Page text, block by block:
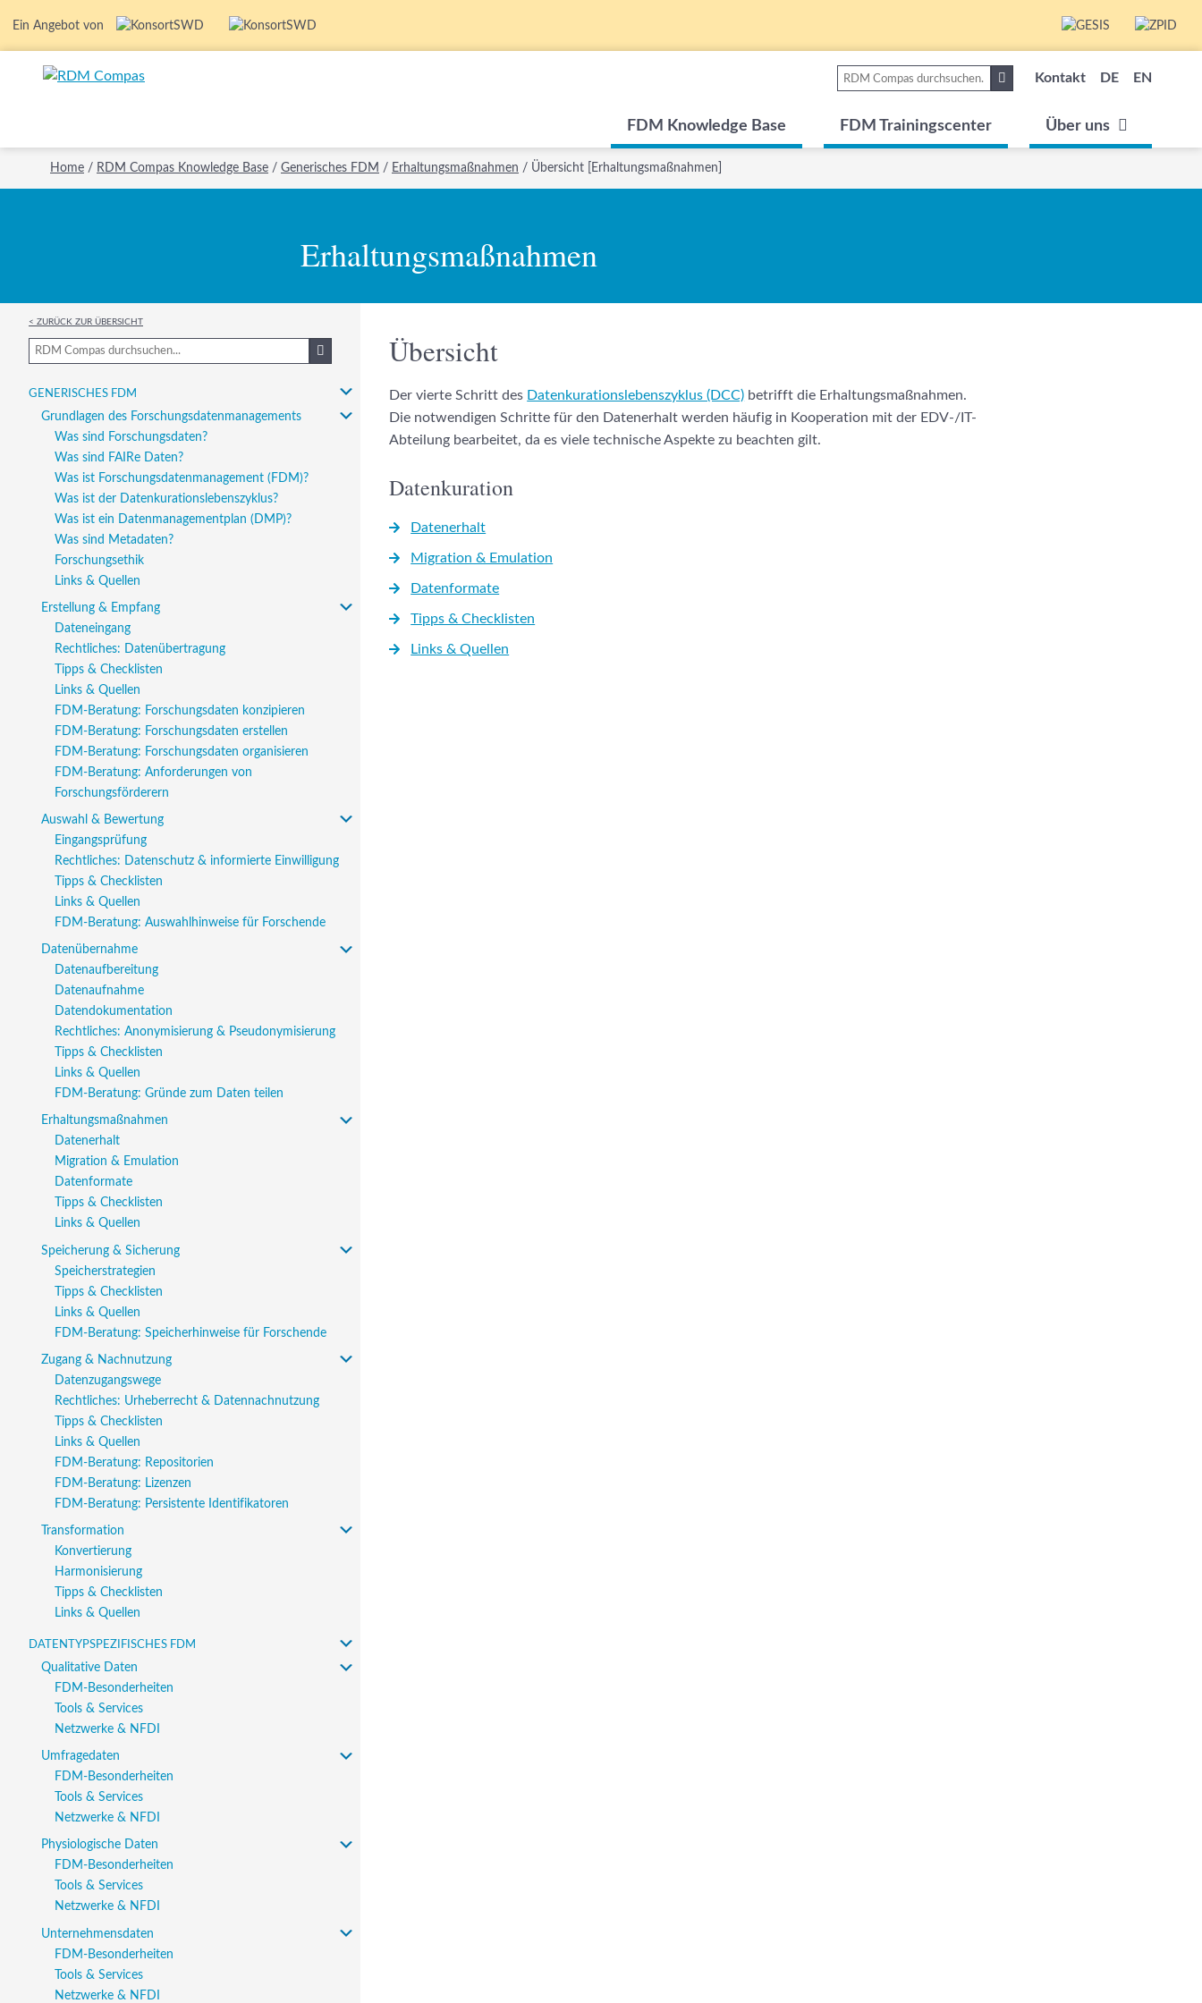
Ein Angebot von
FDM Knowledge Base FDM Trainingscenter Über uns
Kontakt DE EN
Home / RDM Compas Knowledge Base / Generisches FDM / Erhaltungsmaßnahmen / Übersicht [Erhaltungsmaßnahmen]
Erhaltungsmaßnahmen
< Zurück zur Übersicht
Generisches FDM
Grundlagen des Forschungsdaten­managements
Was sind Forschungsdaten?
Was sind FAIRe Daten?
Was ist Forschungsdaten­management (FDM)?
Was ist der Datenkurationslebenszyklus?
Was ist ein Datenmanagementplan (DMP)?
Was sind Metadaten?
Forschungsethik
Links & Quellen
Erstellung & Empfang
Dateneingang
Rechtliches: Datenübertragung
Tipps & Checklisten
Links & Quellen
FDM-Beratung: Forschungsdaten konzipieren
FDM-Beratung: Forschungsdaten erstellen
FDM-Beratung: Forschungsdaten organisieren
FDM-Beratung: Anforderungen von
Forschungsförderern
Auswahl & Bewertung
Eingangsprüfung
Rechtliches: Datenschutz & informierte Einwilligung
Tipps & Checklisten
Links & Quellen
FDM-Beratung: Auswahlhinweise für Forschende
Datenübernahme
Datenaufbereitung
Datenaufnahme
Datendokumentation
Rechtliches: Anonymisierung & Pseudonymisierung
Tipps & Checklisten
Links & Quellen
FDM-Beratung: Gründe zum Daten teilen
Erhaltungsmaßnahmen
Datenerhalt
Migration & Emulation
Datenformate
Tipps & Checklisten
Links & Quellen
Speicherung & Sicherung
Speicherstrategien
Tipps & Checklisten
Links & Quellen
FDM-Beratung: Speicherhinweise für Forschende
Zugang & Nachnutzung
Datenzugangswege
Rechtliches: Urheberrecht & Datennachnutzung
Tipps & Checklisten
Links & Quellen
FDM-Beratung: Repositorien
FDM-Beratung: Lizenzen
FDM-Beratung: Persistente Identifikatoren
Transformation
Konvertierung
Harmonisierung
Tipps & Checklisten
Links & Quellen
Datentypspezifisches FDM
Qualitative Daten
FDM-Besonderheiten
Tools & Services
Netzwerke & NFDI
Umfragedaten
FDM-Besonderheiten
Tools & Services
Netzwerke & NFDI
Physiologische Daten
FDM-Besonderheiten
Tools & Services
Netzwerke & NFDI
Unternehmensdaten
FDM-Besonderheiten
Tools & Services
Netzwerke & NFDI
Übersicht
Der vierte Schritt des Datenkurationslebenszyklus (DCC) betrifft die Erhaltungsmaßnahmen.
Die notwendigen Schritte für den Datenerhalt werden häufig in Kooperation mit der EDV-/IT-
Abteilung bearbeitet, da es viele technische Aspekte zu beachten gilt.
Datenkuration
Datenerhalt
Migration & Emulation
Datenformate
Tipps & Checklisten
Links & Quellen